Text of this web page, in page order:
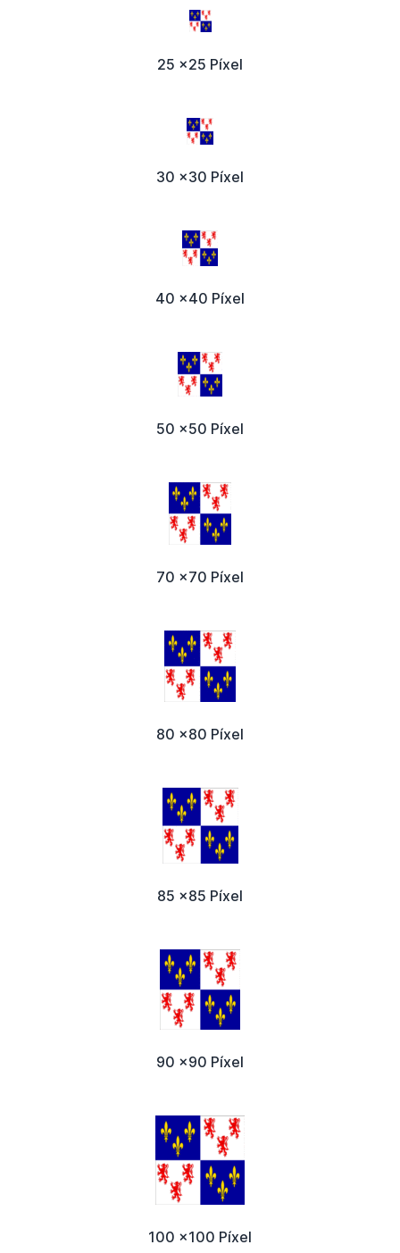
25 x25 Píxel
30 x30 Píxel
40 x40 Píxel
50 x50 Píxel
70 x70 Píxel
80 x80 Píxel
85 x85 Píxel
90 x90 Píxel
100 x100 Píxel